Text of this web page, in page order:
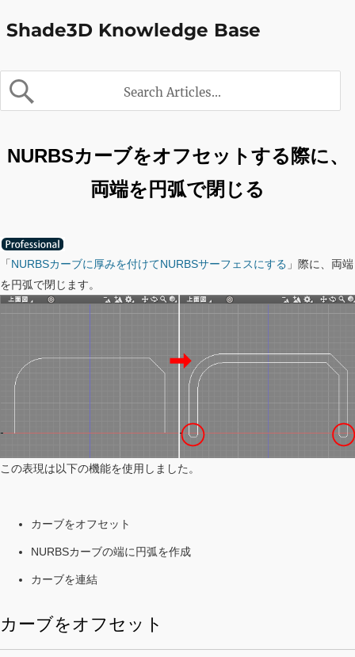
Shade3D Knowledge Base
NURBSカーブをオフセットする際に、
両端を円弧で閉じる
「NURBSカーブに厚みを付けてNURBSサーフェスにする 」際に、両端
を円弧で閉じます。
この表現は以下の機能を使用しました。
カーブをオフセット
NURBSカーブの端に円弧を作成
カーブを連結
カーブをオフセット